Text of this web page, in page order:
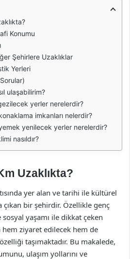
Konumu
Şehirlere Uzaklıklar
Yerleri
ulaşabilirim?
yerler nerelerdir?
imkanları nelerdir?
yenilecek yerler nerelerdir?
nasıldır?
Uzaklıkta?
yer alan ve tarihi ile kültürel
bir şehirdir. Özellikle genç
yaşamı ile dikkat çeken
ziyaret edilecek hem de
taşımaktadır. Bu makalede,
ulaşım yollarını ve